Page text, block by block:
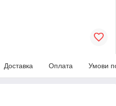
Доставка Оплата Умови